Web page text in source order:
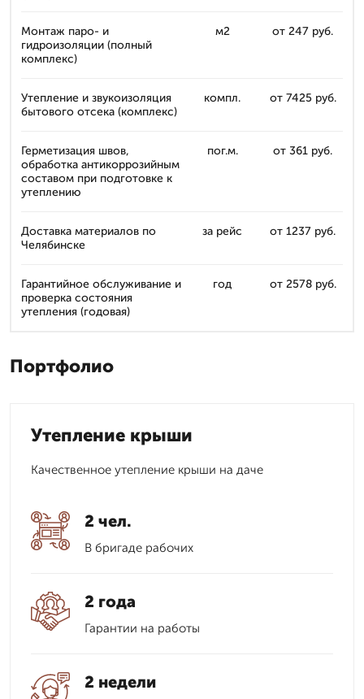
Монтаж паро- и
гидроизоляции (полный
комплекс)
м2 от 247 руб.
Утепление и звукоизоляция
бытового отсека (комплекс)
компл. от 7425 руб.
Герметизация швов,
обработка антикоррозийным
составом при подготовке к
утеплению
пог.м. от 361 руб.
Доставка материалов по
Челябинске
за рейс от 1237 руб.
Гарантийное обслуживание и
проверка состояния
утепления (годовая)
год от 2578 руб.
Портфолио
Утепление крыши
Качественное утепление крыши на даче
2 чел.
В бригаде рабочих
2 года
Гарантии на работы
2 недели